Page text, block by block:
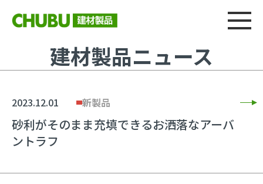
総合
建材製品ニュース
2023.12.01 新製品
砂利がそのまま充填できるお洒落なアーバ
ントラフ